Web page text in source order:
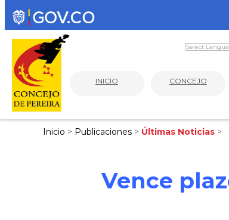
INICIO CONCEJO
Inicio > Publicaciones > Últimas Noticias >
Vence